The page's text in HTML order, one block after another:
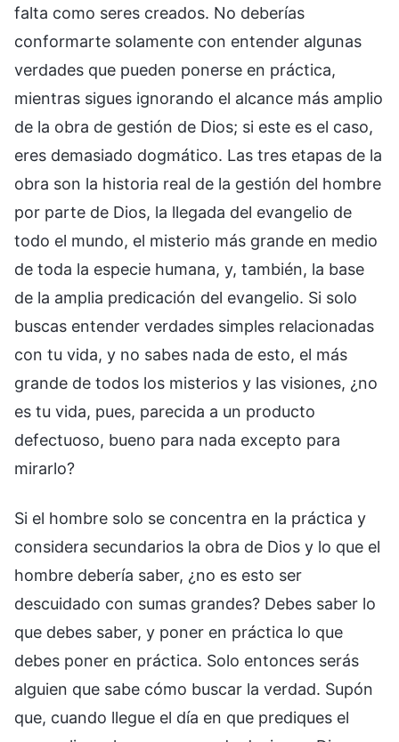
falta como seres creados. No deberías
conformarte solamente con entender algunas
verdades que pueden ponerse en práctica,
mientras sigues ignorando el alcance más amplio
de la obra de gestión de Dios; si este es el caso,
eres demasiado dogmático. Las tres etapas de la
obra son la historia real de la gestión del hombre
por parte de Dios, la llegada del evangelio de
todo el mundo, el misterio más grande en medio
de toda la especie humana, y, también, la base
de la amplia predicación del evangelio. Si solo
buscas entender verdades simples relacionadas
con tu vida, y no sabes nada de esto, el más
grande de todos los misterios y las visiones, ¿no
es tu vida, pues, parecida a un producto
defectuoso, bueno para nada excepto para
mirarlo?
Si el hombre solo se concentra en la práctica y
considera secundarios la obra de Dios y lo que el
hombre debería saber, ¿no es esto ser
descuidado con sumas grandes? Debes saber lo
que debes saber, y poner en práctica lo que
debes poner en práctica. Solo entonces serás
alguien que sabe cómo buscar la verdad. Supón
que, cuando llegue el día en que prediques el